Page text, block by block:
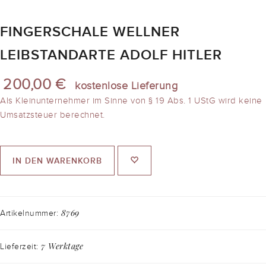
FINGERSCHALE WELLNER
LEIBSTANDARTE ADOLF HITLER
200,00 € kostenlose Lieferung
Als Kleinunternehmer im Sinne von § 19 Abs. 1 UStG wird keine
Umsatzsteuer berechnet.
IN DEN WARENKORB
Artikelnummer: 8769
Lieferzeit: 7 Werktage